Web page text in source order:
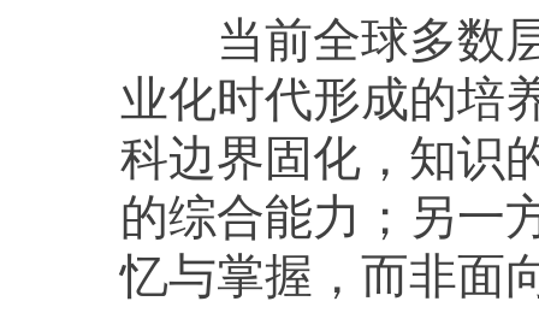
当前全球多数层
业化时代形成的培
科边界固化，知识
的综合能力；另一
忆与掌握，而非面